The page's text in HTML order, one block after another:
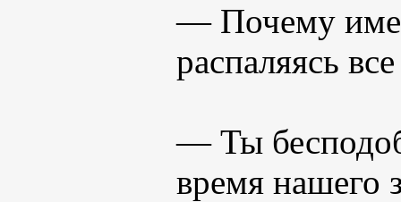
— Почему
распаляясь
— Ты
время нашего